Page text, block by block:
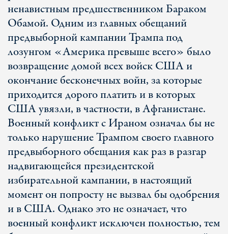
ненавистным предшественником Бараком
Обамой. Одним из главных обещаний
предвыборной кампании Трампа под
лозунгом «Америка превыше всего» было
возвращение домой всех войск США и
окончание бесконечных войн, за которые
приходится дорого платить и в которых
США увязли, в частности, в Афганистане.
Военный конфликт с Ираном означал бы не
только нарушение Трампом своего главного
предвыборного обещания как раз в разгар
надвигающейся президентской
избирательной кампании, в настоящий
момент он попросту не вызвал бы одобрения
и в США. Однако это не означает, что
военный конфликт исключен полностью, тем